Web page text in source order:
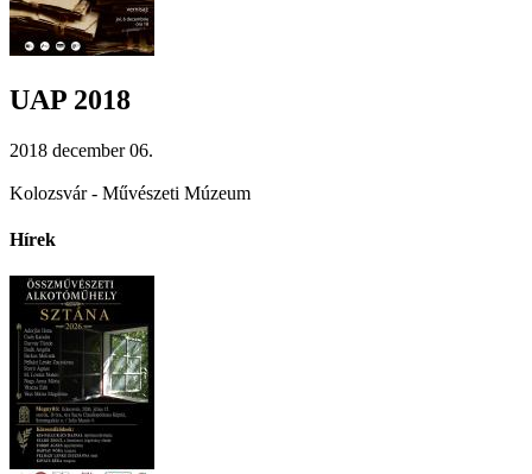
UAP 2018
2018 december 06.
Kolozsvár - Művészeti Múzeum
Hírek